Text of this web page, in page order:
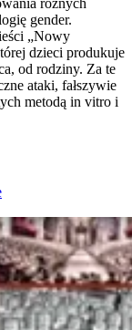
różnych
gender.
„Nowy
dzieci produkuje
od rodziny. Za te
ataki, fałszywie
metodą in vitro i